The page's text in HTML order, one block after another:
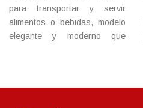
para transportar y servir
alimentos o bebidas, modelo
elegante y moderno que